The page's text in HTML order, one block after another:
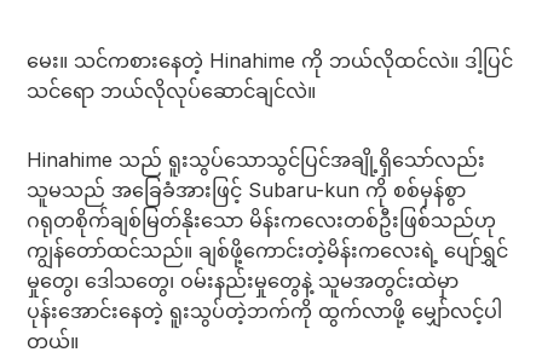
မေး။ သင်ကစားနေတဲ့ Hinahime ကို ဘယ်လိုထင်လဲ။ ဒါ့ပြင်
သင်ရော ဘယ်လိုလုပ်ဆောင်ချင်လဲ။
Hinahime သည် ရူးသွပ်သောသွင်ပြင်အချို့ရှိသော်လည်း
သူမသည် အခြေခံအားဖြင့် Subaru-kun ကို စစ်မှန်စွာ
ဂရုတစိုက်ချစ်မြတ်နိုးသော မိန်းကလေးတစ်ဦးဖြစ်သည်ဟု
ကျွန်တော်ထင်သည်။ ချစ်ဖို့ကောင်းတဲ့မိန်းကလေးရဲ့ ပျော်ရွှင်
မှုတွေ၊ ဒေါသတွေ၊ ဝမ်းနည်းမှုတွေနဲ့ သူမအတွင်းထဲမှာ
ပုန်းအောင်းနေတဲ့ ရူးသွပ်တဲ့ဘက်ကို ထွက်လာဖို့ မျှော်လင့်ပါ
တယ်။